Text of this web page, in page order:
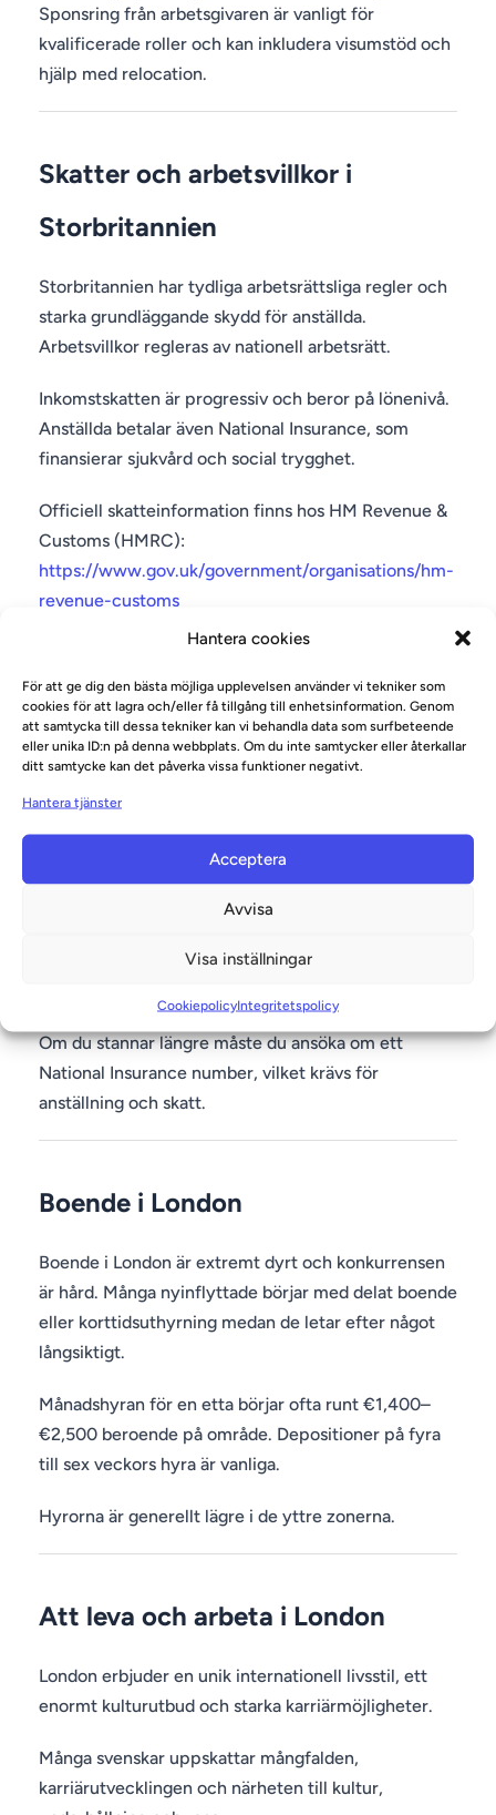
Hantera cookies
För att ge dig den bästa möjliga upplevelsen använder vi tekniker som
cookies för att lagra och/eller få tillgång till enhetsinformation. Genom
att samtycka till dessa tekniker kan vi behandla data som surfbeteende
eller unika ID:n på denna webbplats. Om du inte samtycker eller återkallar
ditt samtycke kan det påverka vissa funktioner negativt.
Hantera tjänster
Acceptera
Avvisa
Visa inställningar
CookiepolicyIntegritetspolicy
Sponsring från arbetsgivaren är vanligt för
kvalificerade roller och kan inkludera visumstöd och
hjälp med relocation.
Skatter och arbetsvillkor i
Storbritannien
Storbritannien har tydliga arbetsrättsliga regler och
starka grundläggande skydd för anställda.
Arbetsvillkor regleras av nationell arbetsrätt.
Inkomstskatten är progressiv och beror på lönenivå.
Anställda betalar även National Insurance, som
finansierar sjukvård och social trygghet.
Officiell skatteinformation finns hos HM Revenue &
Customs (HMRC):
https://www.gov.uk/government/organisations/hm-
revenue-customs
Flytta till London för att jobba
är Skilled Worker visa och andra arbetsgivar-
sponsrade visum.
finns hos UK Home Office:
Om du stannar längre måste du ansöka om ett
National Insurance number, vilket krävs för
anställning och skatt.
Boende i London
Boende i London är extremt dyrt och konkurrensen
är hård. Många nyinflyttade börjar med delat boende
eller korttidsuthyrning medan de letar efter något
långsiktigt.
Månadshyran för en etta börjar ofta runt €1,400–
€2,500 beroende på område. Depositioner på fyra
till sex veckors hyra är vanliga.
Hyrorna är generellt lägre i de yttre zonerna.
Att leva och arbeta i London
London erbjuder en unik internationell livsstil, ett
enormt kulturutbud och starka karriärmöjligheter.
Många svenskar uppskattar mångfalden,
karriärutvecklingen och närheten till kultur,